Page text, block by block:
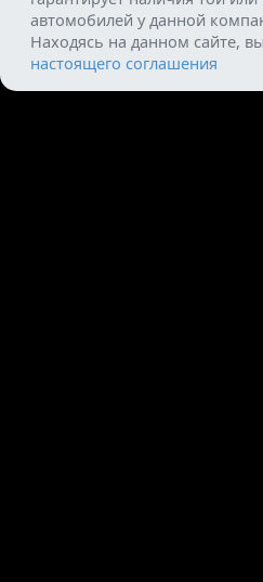
автомобилей у данной
Находясь на данном сайте,
настоящего соглашения